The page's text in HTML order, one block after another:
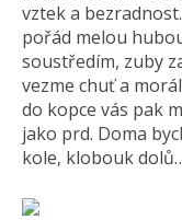
vztek a
pořád melou
soustředím, zuby
vezme chuť a
do kopce vás pak
jako prd. Doma
kole, klobouk